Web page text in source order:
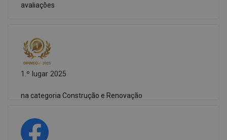
avaliações
1.º lugar 2025
na categoria Construção e Renovação